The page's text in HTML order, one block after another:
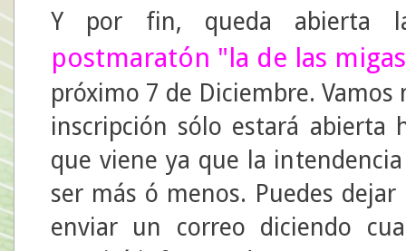
Y por fin, queda abierta
postmaratón "la de las
próximo 7 de Diciembre.
inscripción sólo estará abierta
que viene ya que la
ser más ó menos. Puedes
enviar un correo diciendo